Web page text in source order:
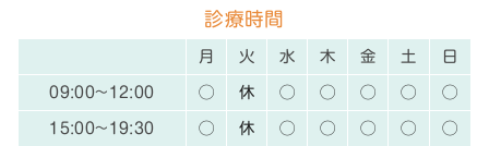
診療時間
月 火 水 木 金 土 日
09:00~12:00 ◯ 休 ◯ ◯ ◯ ◯ ◯
15:00~19:30 ◯ 休 ◯ ◯ ◯ ◯ ◯